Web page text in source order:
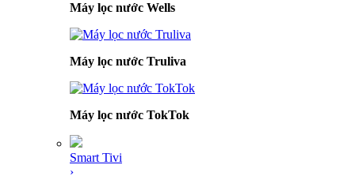
Máy lọc nước Wells
Máy lọc nước Truliva
Máy lọc nước TokTok
Smart Tivi
›